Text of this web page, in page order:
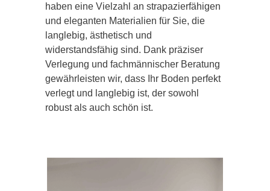
haben eine Vielzahl an strapazierfähigen
und eleganten Materialien für Sie, die
langlebig, ästhetisch und
widerstandsfähig sind. Dank präziser
Verlegung und fachmännischer Beratung
gewährleisten wir, dass Ihr Boden perfekt
verlegt und langlebig ist, der sowohl
robust als auch schön ist.